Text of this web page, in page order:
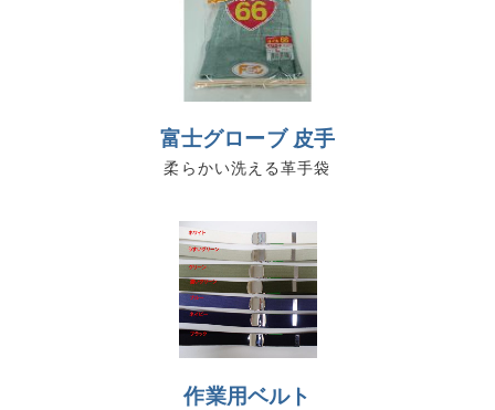
富士グローブ 皮手
柔らかい洗える革手袋
作業用ベルト